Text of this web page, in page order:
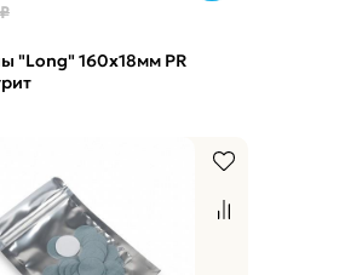
"Long" 160x18мм PR